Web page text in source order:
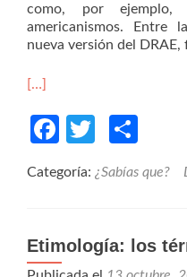
como, por
americanismos. Entre
nueva versión del DRAE,
[…]
Facebook
Twitter
Categoría: ¿Sabías que?
Etimología: los